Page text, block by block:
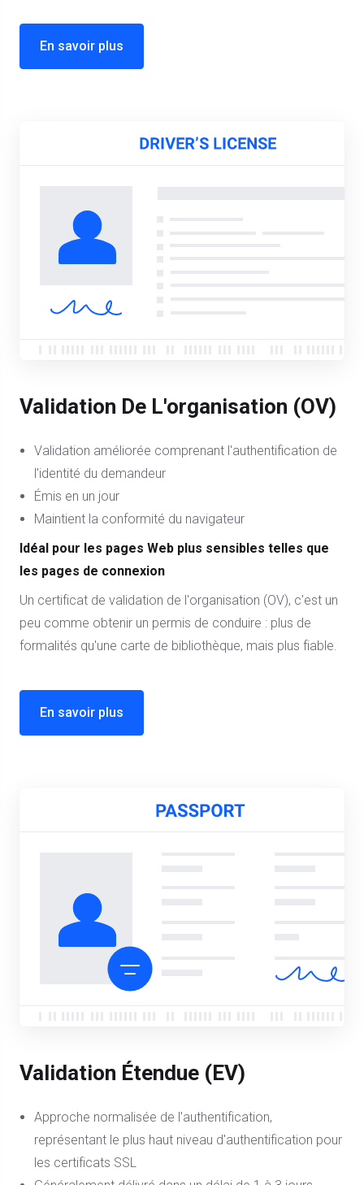
En savoir plus
Validation De L'organisation (OV)
Validation améliorée comprenant l'authentification de
l'identité du demandeur
Émis en un jour
Maintient la conformité du navigateur
Idéal pour les pages Web plus sensibles telles que
les pages de connexion
Un certificat de validation de l'organisation (OV), c'est un
peu comme obtenir un permis de conduire : plus de
formalités qu'une carte de bibliothèque, mais plus fiable.
En savoir plus
Validation Étendue (EV)
Approche normalisée de l'authentification,
représentant le plus haut niveau d'authentification pour
les certificats SSL